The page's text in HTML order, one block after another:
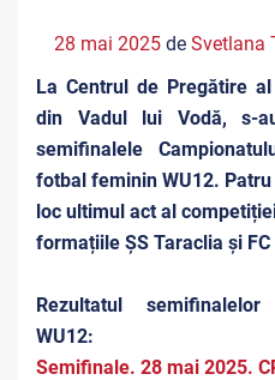
28 mai 2025 de Svetlana
La Centrul de Pregătire
din Vadul lui Vodă, s-
semifinalele
fotbal feminin WU12.
loc ultimul act al
formațiile ȘS Taraclia și
Rezultatul
WU12:
Semifinale. 28 mai 2025.